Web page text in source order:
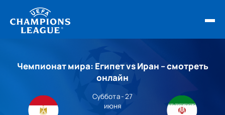
НОВОСТИ
Чемпионат мира: Египет vs Иран – смотреть
онлайн
Суббота - 27
июня